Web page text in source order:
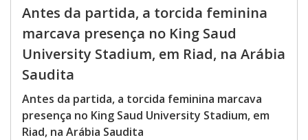
Antes da partida, a torcida feminina
marcava presença no King Saud
University Stadium, em Riad, na Arábia
Saudita
Antes da partida, a torcida feminina marcava
presença no King Saud University Stadium, em
Riad, na Arábia Saudita